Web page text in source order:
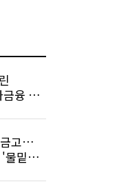
융 인
금고…
'물밑싸